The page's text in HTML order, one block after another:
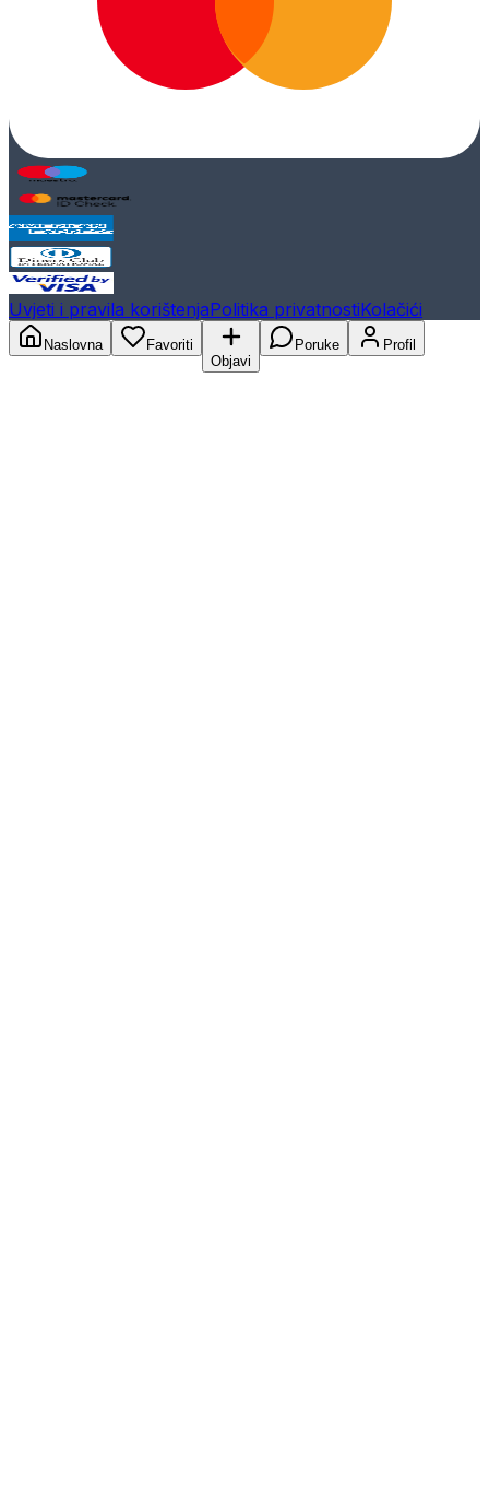
Uvjeti i pravila korištenjaPolitika privatnostiKolačići
Naslovna
Favoriti
Objavi
Poruke Profil